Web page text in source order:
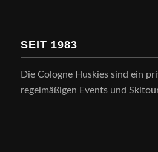
SEIT 1983
Die Cologne Huskies sind ein
regelmäßigen Events und